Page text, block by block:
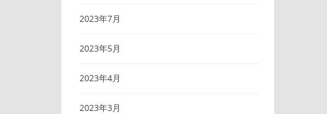
2023年7月
2023年5月
2023年4月
2023年3月